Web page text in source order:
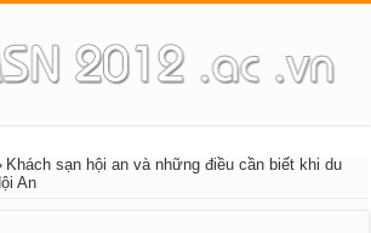
Khách sạn hội an và những điều cần biết khi du
An